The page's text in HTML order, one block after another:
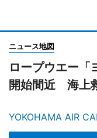
ニュース地図
ロープウエー「
開始間近 海上
YOKOHAMA AIR